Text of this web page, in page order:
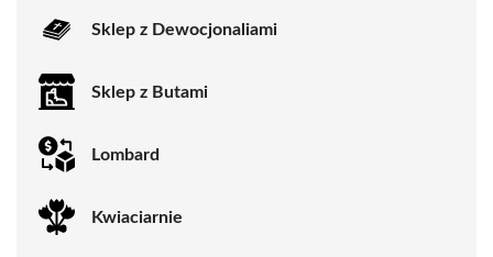
Sklep z Dewocjonaliami
Sklep z Butami
Lombard
Kwiaciarnie